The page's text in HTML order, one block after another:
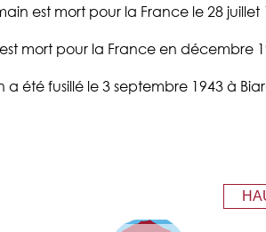
est mort pour la France le 28
mort pour la France en décembre
a été fusillé le 3 septembre 1943 à